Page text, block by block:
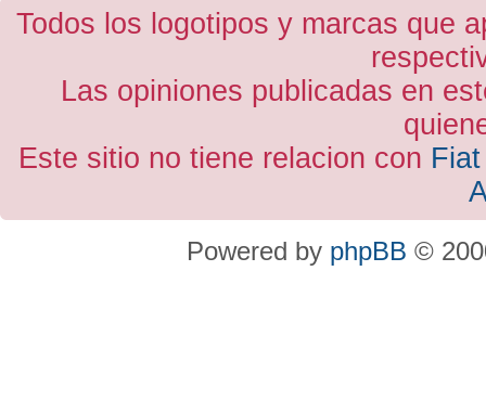
Todos los logotipos y marcas que
Las opiniones publicadas en
Este sitio no tiene relacion con
Powered by phpBB ©